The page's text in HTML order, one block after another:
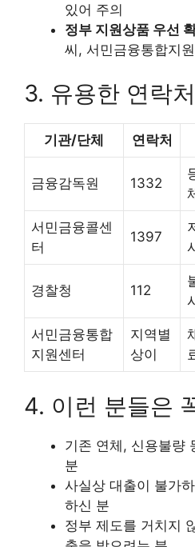
있어 주의
정부 지원상품 우선
씨, 서민금융통합지
3. 유용한 연락
기관/단체 연락처
금융감독원 1332
서민금융콜센
터
1397
경찰청 112
서민금융통합
지원센터
지역별
상이
4. 이런 분들은
기존 연체, 신용불량
분
사실상 대출이 불가
하신 분
정부 제도를 거치지